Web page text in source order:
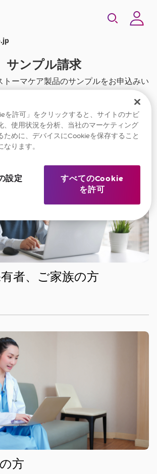
者、ご家族の方
方
を許可」をクリックすると、サイトのナビ
、使用状況を分析、当社のマーケティング
ために、デバイスにCookieを保存すること
なります。
すべてのCookie
を許可
設定